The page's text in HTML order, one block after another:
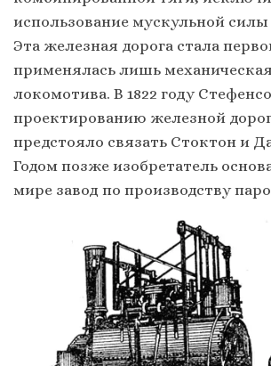
использование мускульной
Эта железная дорога стала
применялась лишь
локомотива. В 1822 году
проектированию железной
предстояло связать Стоктон и
Годом позже изобретатель
мире завод по производству